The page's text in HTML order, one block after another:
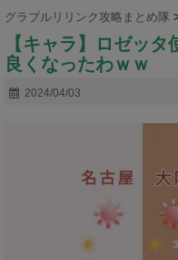
グラブルリリンク攻略まとめ隊
【キャラ】ロゼッ
良くなったわｗｗ
2024/04/03